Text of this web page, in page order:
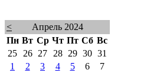
<
Апрель 2024
Пн Вт Ср Чт Пт Сб Вс
25
26 27 28 29 30 31
1
2 3 4 5 6
7